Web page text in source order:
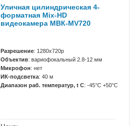
Уличная цилиндрическая 4-
форматная Mix-HD
видеокамера МВК-МV720
Разрешение: 1280x720p
Объектив: вариофокальный 2.8-12 мм
Микрофон: нет
ИК-подсветка: 40 м
Диапазон раб. температур, t C: -45°С +50°С